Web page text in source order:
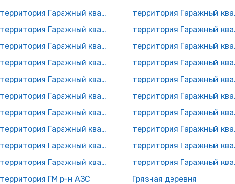
территория Гаражный квартал N12
территория Гаражный квартал N15
территория Гаражный квартал N18
территория Гаражный квартал N20
территория Гаражный квартал N23
территория Гаражный квартал N26
территория Гаражный квартал N29
территория Гаражный квартал N31
территория Гаражный квартал N4 Афганец
территория Гаражный квартал N7 Центральный
территория ГМ р-н АЗС
Грязная деревня